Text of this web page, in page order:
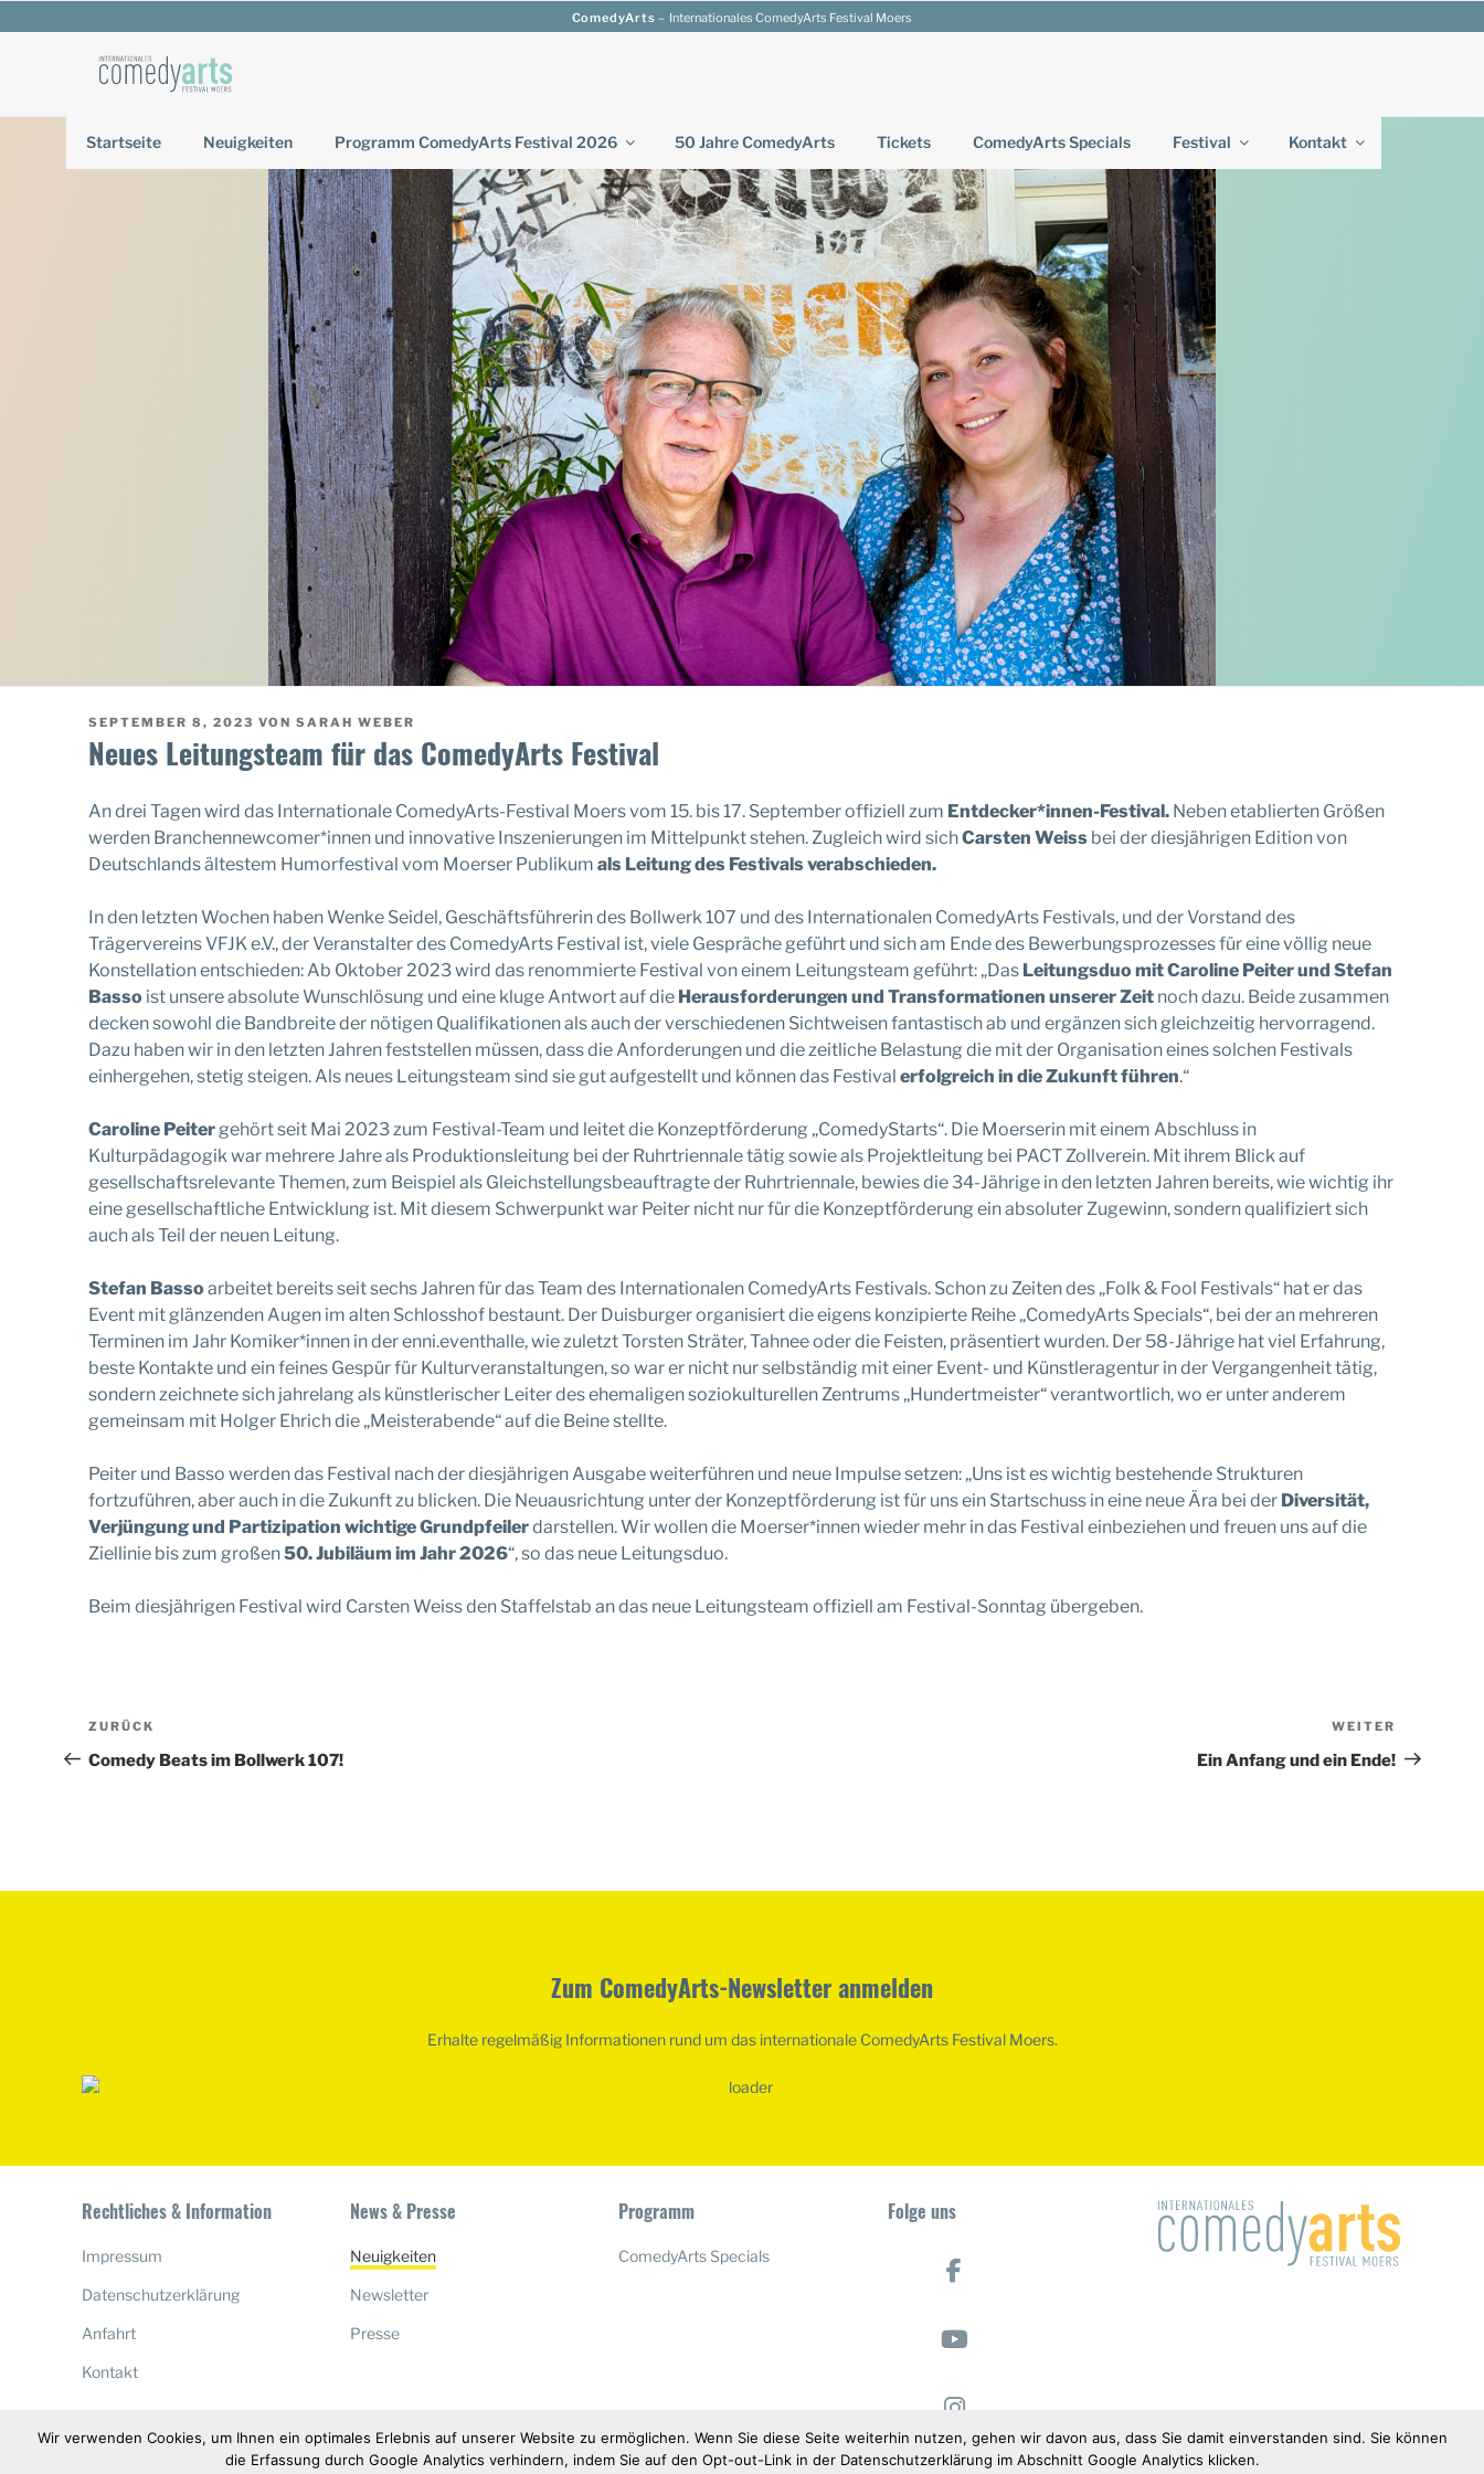
Inhalt
ComedyArts – Internationales ComedyArts Festival Moers
Startseite Neuigkeiten Programm ComedyArts Festival 2026 50 Jahre ComedyArts Tickets ComedyArts Specials Festival Kontakt
VERÖFFENTLICHT
SEPTEMBER 8, 2023 VON SARAH WEBER
Neues Leitungsteam für das ComedyArts Festival
An drei Tagen wird das Internationale ComedyArts-Festival Moers vom 15. bis 17. September offiziell zum Entdecker*innen-Festival. Neben etablierten Größen
werden Branchennewcomer*innen und innovative Inszenierungen im Mittelpunkt stehen. Zugleich wird sichCarsten Weiss bei der diesjährigen Edition von
Deutschlands ältestem Humorfestival vom Moerser Publikum als Leitung des Festivals verabschieden.
In den letzten Wochen haben Wenke Seidel, Geschäftsführerin des Bollwerk 107 und des Internationalen ComedyArts Festivals, und der Vorstand des
Trägervereins VFJK e.V., der Veranstalter des ComedyArts Festival ist, viele Gespräche geführt und sich am Ende des Bewerbungsprozesses für eine völlig neue
Konstellation entschieden: Ab Oktober 2023 wird das renommierte Festival von einem Leitungsteam geführt: „Das Leitungsduo mit Caroline Peiter und Stefan
Basso ist unsere absolute Wunschlösung und eine kluge Antwort auf die Herausforderungen und Transformationen unserer Zeit noch dazu. Beide zusammen
decken sowohl die Bandbreite der nötigen Qualifikationen als auch der verschiedenen Sichtweisen fantastisch ab und ergänzen sich gleichzeitig hervorragend.
Dazu haben wir in den letzten Jahren feststellen müssen, dass die Anforderungen und die zeitliche Belastung die mit der Organisation eines solchen Festivals
einhergehen, stetig steigen. Als neues Leitungsteam sind sie gut aufgestellt und können das Festival erfolgreich in die Zukunft führen.“
Caroline Peitergehört seit Mai 2023 zum Festival-Team und leitet die Konzeptförderung „ComedyStarts“. Die Moerserin mit einem Abschluss in
Kulturpädagogik war mehrere Jahre als Produktionsleitung bei der Ruhrtriennale tätig sowie als Projektleitung bei PACT Zollverein. Mit ihrem Blick auf
gesellschaftsrelevante Themen, zum Beispiel als Gleichstellungsbeauftragte der Ruhrtriennale, bewies die 34-Jährige in den letzten Jahren bereits, wie wichtig ihr
eine gesellschaftliche Entwicklung ist. Mit diesem Schwerpunkt war Peiter nicht nur für die Konzeptförderung ein absoluter Zugewinn, sondern qualifiziert sich
auch als Teil der neuen Leitung.
Stefan Bassoarbeitet bereits seit sechs Jahren für das Team des Internationalen ComedyArts Festivals. Schon zu Zeiten des „Folk & Fool Festivals“ hat er das
Event mit glänzenden Augen im alten Schlosshof bestaunt. Der Duisburger organisiert die eigens konzipierte Reihe „ComedyArts Specials“, bei der an mehreren
Terminen im Jahr Komiker*innen in der enni.eventhalle, wie zuletzt Torsten Sträter, Tahnee oder die Feisten, präsentiert wurden. Der 58-Jährige hat viel Erfahrung,
beste Kontakte und ein feines Gespür für Kulturveranstaltungen, so war er nicht nur selbständig mit einer Event- und Künstleragentur in der Vergangenheit tätig,
sondern zeichnete sich jahrelang als künstlerischer Leiter des ehemaligen soziokulturellen Zentrums „Hundertmeister“ verantwortlich, wo er unter anderem
gemeinsam mit Holger Ehrich die „Meisterabende“ auf die Beine stellte.
Peiter und Basso werden das Festival nach der diesjährigen Ausgabe weiterführen und neue Impulse setzen: „Uns ist es wichtig bestehende Strukturen
fortzuführen, aber auch in die Zukunft zu blicken. Die Neuausrichtung unter der Konzeptförderung ist für uns ein Startschuss in eine neue Ära bei der Diversität,
Verjüngung und Partizipation wichtige Grundpfeilerdarstellen. Wir wollen die Moerser*innen wieder mehr in das Festival einbeziehen und freuen uns auf die
Ziellinie bis zum großen50. Jubiläum im Jahr 2026“, so das neue Leitungsduo.
Beim diesjährigen Festival wird Carsten Weiss den Staffelstab an das neue Leitungsteam offiziell am Festival-Sonntag übergeben.
Beitragsnavigation
Vorheriger
Beitrag
ZURÜCK
Comedy Beats im Bollwerk 107!
Beitrag
WEITER
Ein Anfang und ein Ende!
Zum ComedyArts-Newsletter anmelden
Erhalte regelmäßig Informationen rund um das internationale ComedyArts Festival Moers.
Rechtliches & Information
Impressum
Datenschutzerklärung
Anfahrt
Kontakt
News & Presse
Neuigkeiten
Newsletter
Presse
Programm
ComedyArts Specials
Folge uns
Wir verwenden Cookies, um Ihnen ein optimales Erlebnis auf unserer Website zu ermöglichen. Wenn Sie diese Seite weiterhin nutzen, gehen wir davon aus, dass Sie damit einverstanden sind. Sie können
die Erfassung durch Google Analytics verhindern, indem Sie auf den Opt-out-Link in der Datenschutzerklärung im Abschnitt Google Analytics klicken.